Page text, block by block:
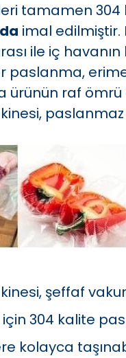
tamamen
imal edilmiştir.
ile iç havanın
ürünün raf ömrü
şeffaf
304 kalite
kolayca